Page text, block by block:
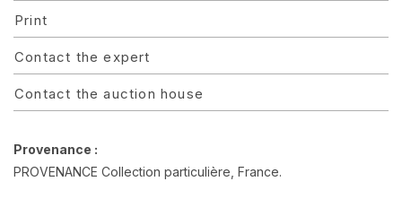
Print
Contact the expert
Contact the auction house
Provenance :
PROVENANCE Collection particulière, France.